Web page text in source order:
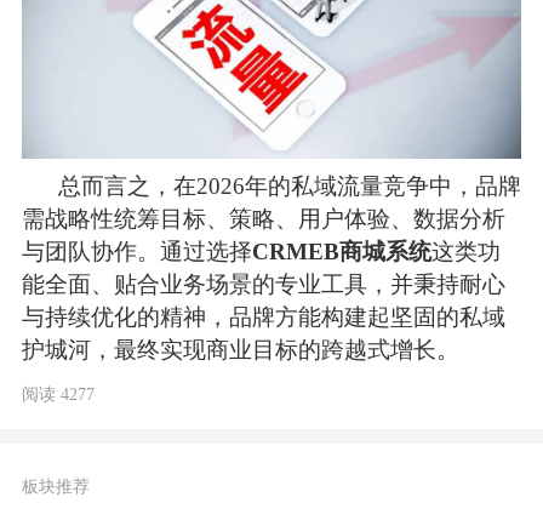
总而言之，在2026年的私域流量竞争中，品牌
需战略性统筹目标、策略、用户体验、数据分析
与团队协作。通过选择CRMEB商城系统这类功
能全面、贴合业务场景的专业工具，并秉持耐心
与持续优化的精神，品牌方能构建起坚固的私域
护城河，最终实现商业目标的跨越式增长。
阅读 4277
板块推荐